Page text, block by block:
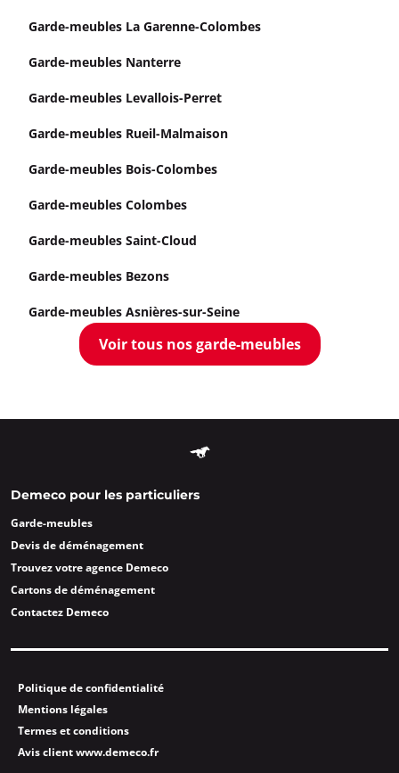
Garde-meubles La Garenne-Colombes
Garde-meubles Nanterre
Garde-meubles Levallois-Perret
Garde-meubles Rueil-Malmaison
Garde-meubles Bois-Colombes
Garde-meubles Colombes
Garde-meubles Saint-Cloud
Garde-meubles Bezons
Garde-meubles Asnières-sur-Seine
Voir tous nos garde-meubles
Demeco pour les particuliers
Garde-meubles
Devis de déménagement
Trouvez votre agence Demeco
Cartons de déménagement
Contactez Demeco
Politique de confidentialité
Mentions légales
Termes et conditions
Avis client www.demeco.fr